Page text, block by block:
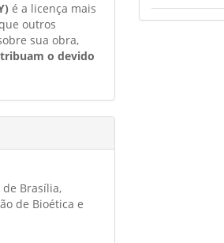
é a licença mais
outros
sua obra,
o devido
Brasília,
de Bioética e